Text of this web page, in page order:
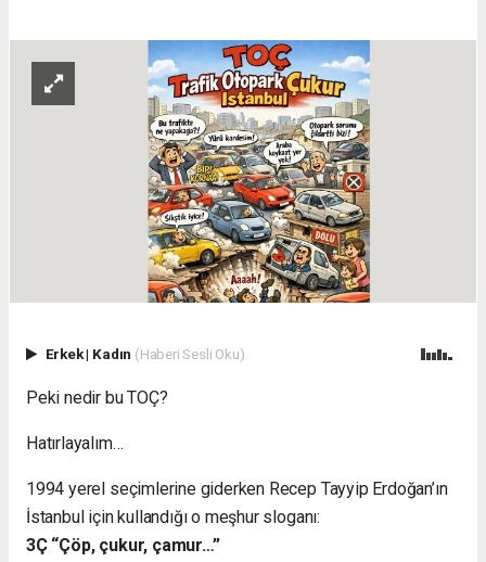
Erkek| Kadın (Haberi Sesli Oku)
Peki nedir bu TOÇ?
Hatırlayalım…
1994 yerel seçimlerine giderken Recep Tayyip Erdoğan’ın
İstanbul için kullandığı o meşhur sloganı:
3Ç “Çöp, çukur, çamur…”